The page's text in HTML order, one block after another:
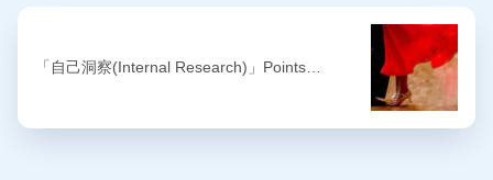
「自己洞察(Internal Research)」Points…